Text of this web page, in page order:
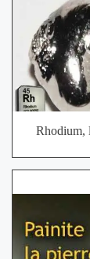
Rhodium,